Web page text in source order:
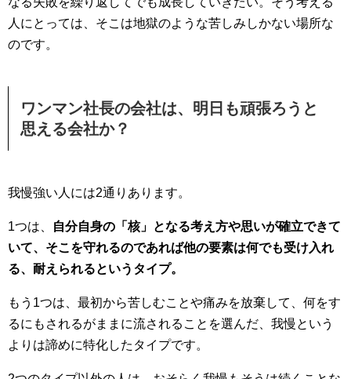
人にとっては、そこは地獄のような苦しみしかない場所な
のです。
ワンマン社長の会社は、明日も頑張ろうと
思える会社か？
我慢強い人には2通りあります。
1つは、
自分自身の「核」となる考え方や思いが確立できて
いて、そこを守れるのであれば他の要素は何でも受け入れ
る、耐えられるというタイプ。
もう1つは、最初から苦しむことや痛みを放棄して、何をす
るにもされるがままに流されることを選んだ、我慢という
よりは諦めに特化したタイプです。